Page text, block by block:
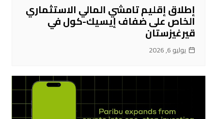
إطلاق إقليم تامشي المالي الاستثماري
الخاص على ضفاف إيسيك-كول في
قيرغيزستان
يوليو 6, 2026